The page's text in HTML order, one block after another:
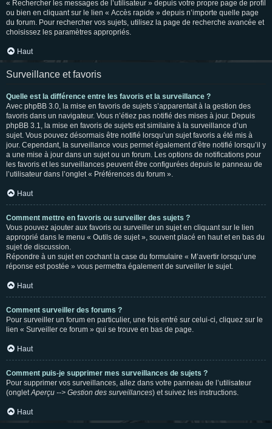
« Rechercher les messages de l’utilisateur » depuis votre propre page de profil
ou bien en cliquant sur le lien « Accès rapide » depuis n’importe quelle page
du forum. Pour rechercher vos sujets, utilisez la page de recherche avancée et
choisissez les paramètres appropriés.
Haut
Surveillance et favoris
Quelle est la différence entre les favoris et la surveillance ?
Avec phpBB 3.0, la mise en favoris de sujets s’apparentait à la gestion des
favoris dans un navigateur. Vous n’étiez pas notifié des mises à jour. Depuis
phpBB 3.1, la mise en favoris de sujets est similaire à la surveillance d’un
sujet. Vous pouvez désormais être notifié lorsqu’un sujet favoris a été mis à
jour. Cependant, la surveillance vous permet également d’être notifié lorsqu’il y
a une mise à jour dans un sujet ou un forum. Les options de notifications pour
les favoris et les surveillances peuvent être configurées depuis le panneau de
l’utilisateur dans l’onglet « Préférences du forum ».
Haut
Comment mettre en favoris ou surveiller des sujets ?
Vous pouvez ajouter aux favoris ou surveiller un sujet en cliquant sur le lien
approprié dans le menu « Outils de sujet », souvent placé en haut et en bas du
sujet de discussion.
Répondre à un sujet en cochant la case du formulaire « M’avertir lorsqu’une
réponse est postée » vous permettra également de surveiller le sujet.
Haut
Comment surveiller des forums ?
Pour surveiller un forum en particulier, une fois entré sur celui-ci, cliquez sur le
lien « Surveiller ce forum » qui se trouve en bas de page.
Haut
Comment puis-je supprimer mes surveillances de sujets ?
Pour supprimer vos surveillances, allez dans votre panneau de l’utilisateur
(ongletAperçu --> Gestion des surveillances) et suivez les instructions.
Haut